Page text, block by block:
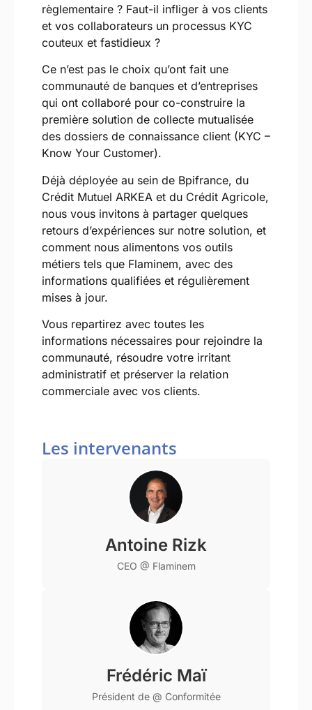
règlementaire ? Faut-il infliger à vos clients
et vos collaborateurs un processus KYC
couteux et fastidieux ?
Ce n’est pas le choix qu’ont fait une
communauté de banques et d’entreprises
qui ont collaboré pour co-construire la
première solution de collecte mutualisée
des dossiers de connaissance client (KYC –
Know Your Customer).
Déjà déployée au sein de Bpifrance, du
Crédit Mutuel ARKEA et du Crédit Agricole,
nous vous invitons à partager quelques
retours d’expériences sur notre solution, et
comment nous alimentons vos outils
métiers tels que Flaminem, avec des
informations qualifiées et régulièrement
mises à jour.
Vous repartirez avec toutes les
informations nécessaires pour rejoindre la
communauté, résoudre votre irritant
administratif et préserver la relation
commerciale avec vos clients.
Les intervenants
Antoine Rizk
CEO @ Flaminem
Frédéric Maï
Président de @ Conformitée